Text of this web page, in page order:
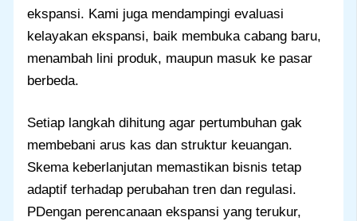
ekspansi. Kami juga mendampingi evaluasi
kelayakan ekspansi, baik membuka cabang baru,
menambah lini produk, maupun masuk ke pasar
berbeda.
Setiap langkah dihitung agar pertumbuhan gak
membebani arus kas dan struktur keuangan.
Skema keberlanjutan memastikan bisnis tetap
adaptif terhadap perubahan tren dan regulasi.
PDengan perencanaan ekspansi yang terukur,